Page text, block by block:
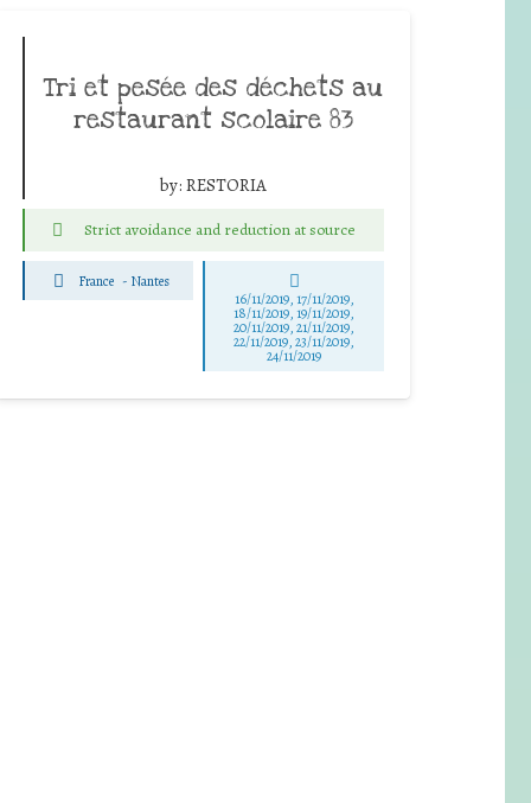
Tri et pesée des déchets au
restaurant scolaire 83
by: RESTORIA
Strict avoidance and reduction at source
France - Nantes
16/11/2019, 17/11/2019,
18/11/2019, 19/11/2019,
20/11/2019, 21/11/2019,
22/11/2019, 23/11/2019,
24/11/2019